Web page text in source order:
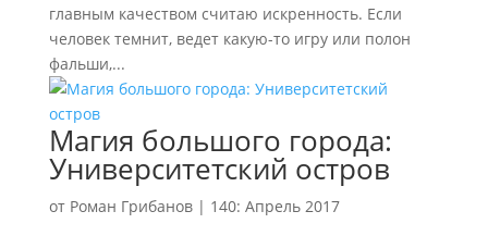
главным качеством считаю искренность. Если
человек темнит, ведет какую-то игру или полон
фальши,...
Магия большого города:
Университетский остров
от Роман Грибанов| 140: Апрель 2017